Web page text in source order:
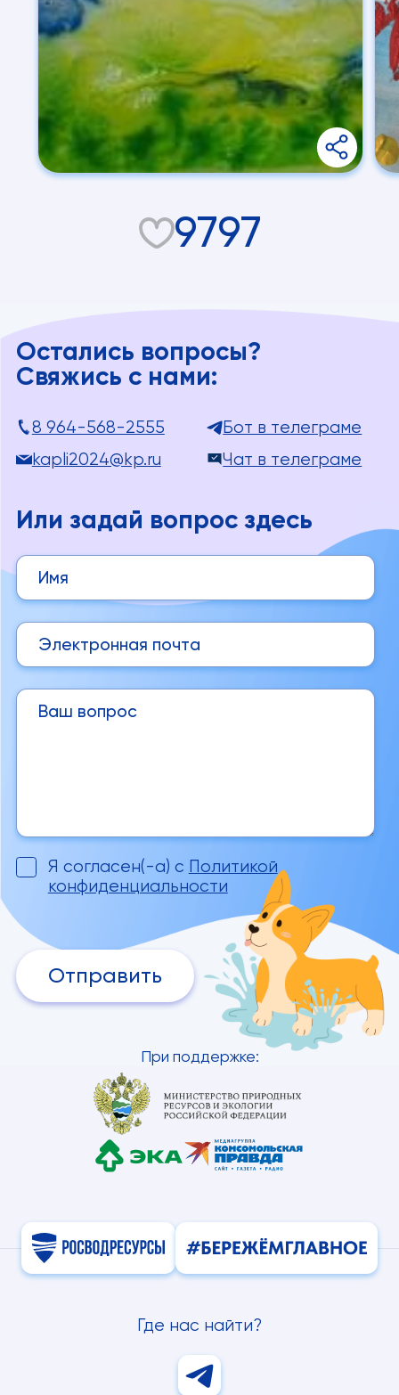
9797
Остались вопросы?
Свяжись с нами:
8 964-568-2555
Бот в телеграме
kapli2024@kp.ru
Чат в телеграме
Или задай вопрос здесь
Я согласен(-а) с Политикой
конфиденциальности
Отправить
При поддержке:
Где нас найти?